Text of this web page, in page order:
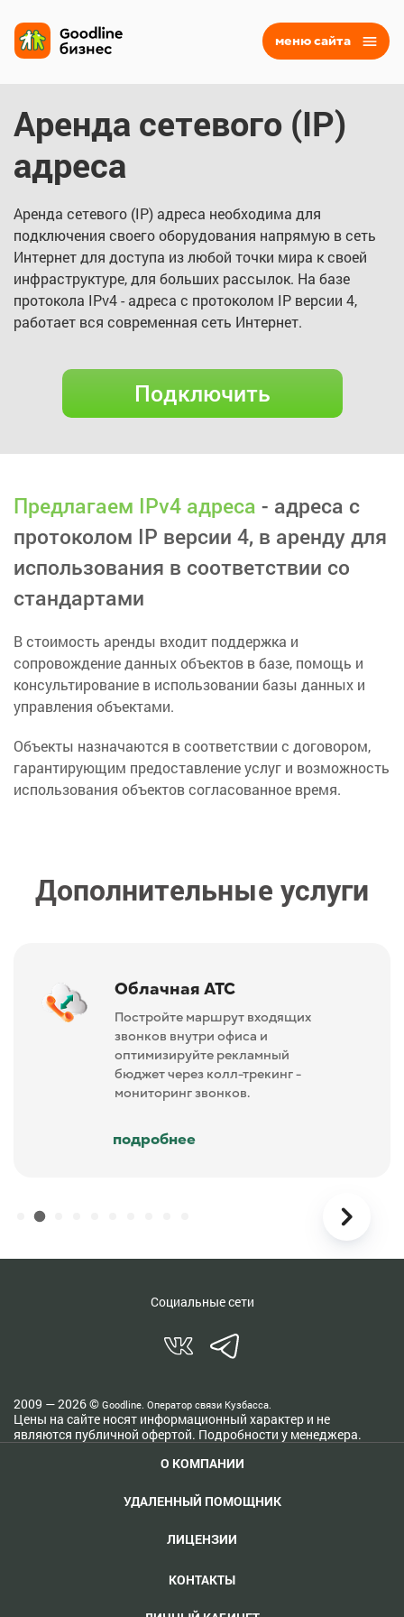
меню сайта
Аренда сетевого (IP)
адреса
Аренда сетевого (IP) адреса необходима для
подключения своего оборудования напрямую в сеть
Интернет для доступа из любой точки мира к своей
инфраструктуре, для больших рассылок. На базе
протокола IPv4 - адреса с протоколом IP версии 4,
работает вся современная сеть Интернет.
Подключить
Предлагаем IPv4 адреса - адреса с
протоколом IP версии 4, в аренду для
использования в соответствии со
стандартами
В стоимость аренды входит поддержка и
сопровождение данных объектов в базе, помощь и
консультирование в использовании базы данных и
управления объектами.
Объекты назначаются в соответствии с договором,
гарантирующим предоставление услуг и возможность
использования объектов согласованное время.
Дополнительные услуги
Облачная АТС
Постройте маршрут входящих
звонков внутри офиса и
оптимизируйте рекламный
бюджет через колл-трекинг -
мониторинг звонков.
подробнее
Социальные сети
2009 — 2026 © Goodline. Оператор связи Кузбасса.
Цены на сайте носят информационный характер и не
являются публичной офертой. Подробности у менеджера.
О КОМПАНИИ
УДАЛЕННЫЙ ПОМОЩНИК
ЛИЦЕНЗИИ
КОНТАКТЫ